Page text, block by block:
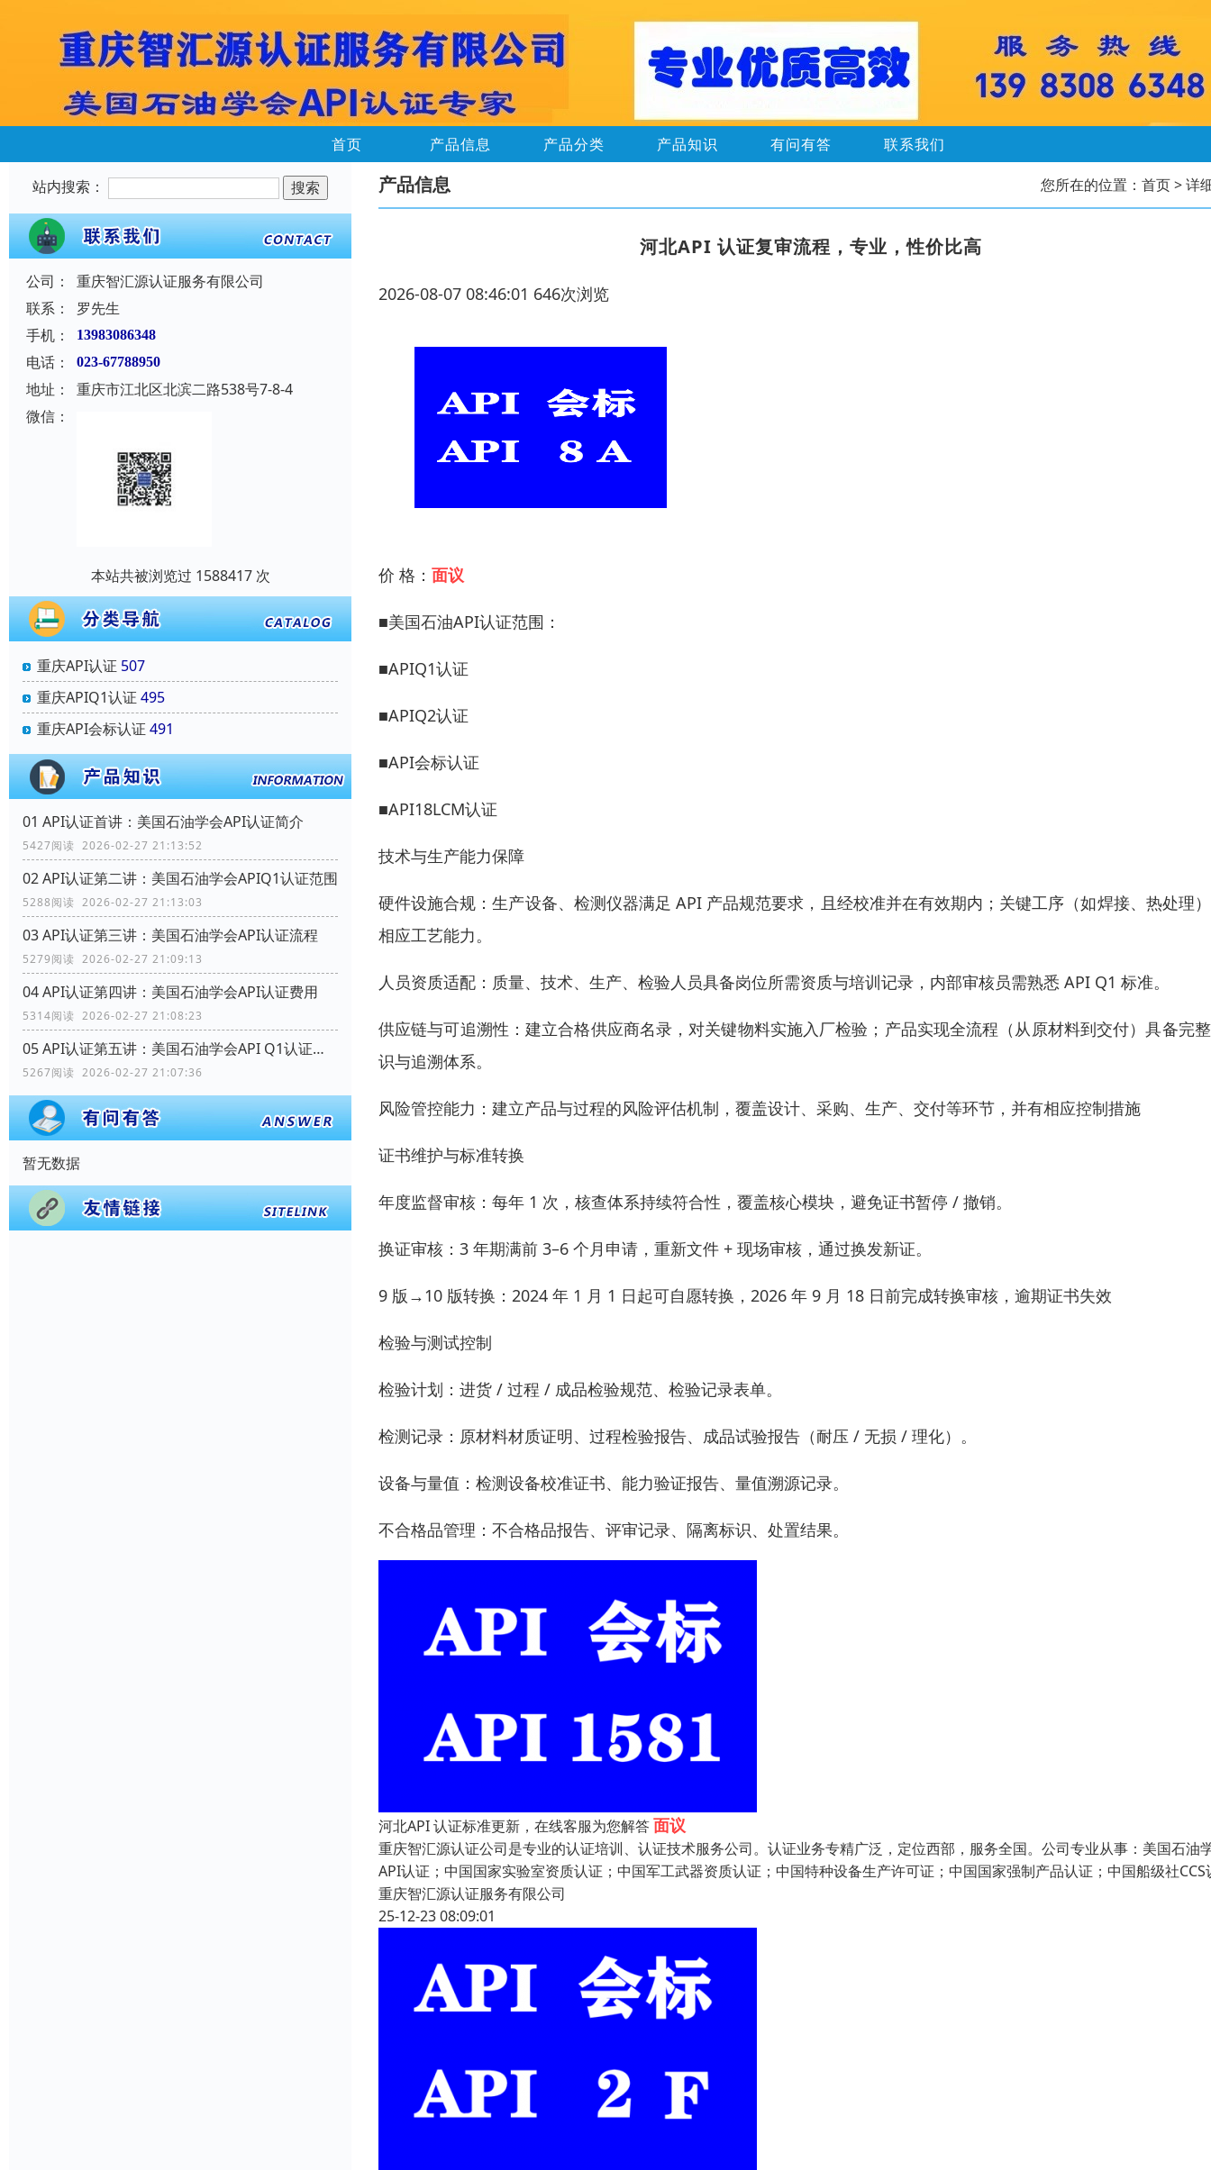
首页 产品信息 产品分类 产品知识 有问有答 联系我们
站内搜索：
公司：
重庆智汇源认证服务有限公司
联系：
罗先生
手机：
13983086348
电话： 023-67788950
地址：
重庆市江北区北滨二路538号7-8-4
微信：
本站共被浏览过 1588417 次
重庆API认证 507
重庆APIQ1认证 495
重庆API会标认证 491
01 API认证首讲：美国石油学会API认证简介
5427阅读 2026-02-27 21:13:52
02 API认证第二讲：美国石油学会APIQ1认证范围
5288阅读 2026-02-27 21:13:03
03 API认证第三讲：美国石油学会API认证流程
5279阅读 2026-02-27 21:09:13
04 API认证第四讲：美国石油学会API认证费用
5314阅读 2026-02-27 21:08:23
05 API认证第五讲：美国石油学会API Q1认证范围
5267阅读 2026-02-27 21:07:36
暂无数据
产品信息 您所在的位置： 首页> 详
河北API 认证复审流程，专业，性价比高
2026-08-07 08:46:01 646次浏览
价 格： 面议
■美国石油API认证范围：
■APIQ1认证
■APIQ2认证
■API会标认证
■API18LCM认证
技术与生产能力保障
硬件设施合规：生产设备、检测仪器满足 API 产品规范要求，且经校准并在有效期内；关键工序（如焊接、热处理
相应工艺能力。
人员资质适配：质量、技术、生产、检验人员具备岗位所需资质与培训记录，内部审核员需熟悉 API Q1 标准。
供应链与可追溯性：建立合格供应商名录，对关键物料实施入厂检验；产品实现全流程（从原材料到交付）具备完
识与追溯体系。
风险管控能力：建立产品与过程的风险评估机制，覆盖设计、采购、生产、交付等环节，并有相应控制措施
证书维护与标准转换
年度监督审核：每年 1 次，核查体系持续符合性，覆盖核心模块，避免证书暂停 / 撤销。
换证审核：3 年期满前 3–6 个月申请，重新文件 + 现场审核，通过换发新证。
9 版→10 版转换：2024 年 1 月 1 日起可自愿转换，2026 年 9 月 18 日前完成转换审核，逾期证书失效
检验与测试控制
检验计划：进货 / 过程 / 成品检验规范、检验记录表单。
检测记录：原材料材质证明、过程检验报告、成品试验报告（耐压 / 无损 / 理化）。
设备与量值：检测设备校准证书、能力验证报告、量值溯源记录。
不合格品管理：不合格品报告、评审记录、隔离标识、处置结果。
河北API 认证标准更新，在线客服为您解答面议
重庆智汇源认证公司是专业的认证培训、认证技术服务公司。认证业务专精广泛，定位西部，服务全国。公司专业从事：美国石油
API认证；中国国家实验室资质认证；中国军工武器资质认证；中国特种设备生产许可证；中国国家强制产品认证；中国船级社CCS
重庆智汇源认证服务有限公司
25-12-23 08:09:01